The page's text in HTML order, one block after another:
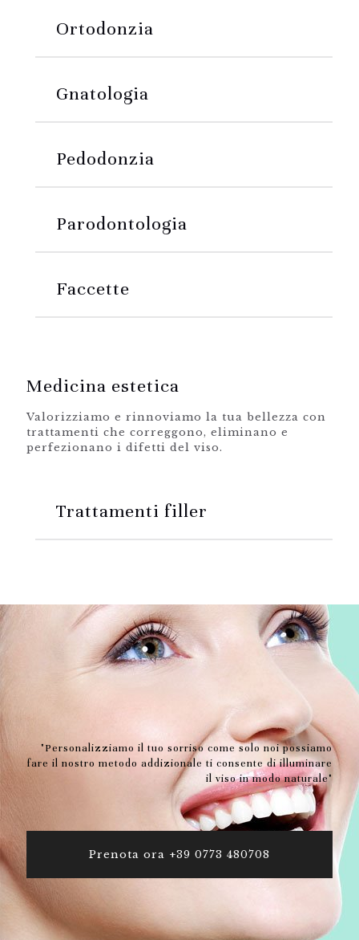
Ortodonzia
Gnatologia
Pedodonzia
Parodontologia
Faccette
Medicina estetica
Valorizziamo e rinnoviamo la tua bellezza con
trattamenti che correggono, eliminano e
perfezionano i difetti del viso.
Trattamenti filler
"Personalizziamo il tuo sorriso come solo noi possiamo
fare il nostro metodo addizionale ti consente di illuminare
il viso in modo naturale"
Prenota ora +39 0773 480708